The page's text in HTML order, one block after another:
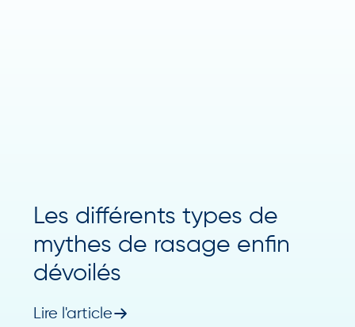
Les différents types de
mythes de rasage enfin
dévoilés
Lire l'article